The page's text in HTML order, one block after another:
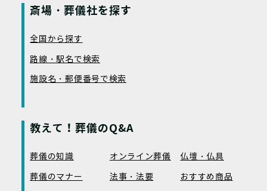
斎場・葬儀社を探す
全国から探す
路線・駅名で検索
施設名・郵便番号で検索
教えて！葬儀のQ&A
葬儀の知識 オンライン葬儀
仏壇・仏具
葬儀のマナー
法事・法要
おすすめ商品